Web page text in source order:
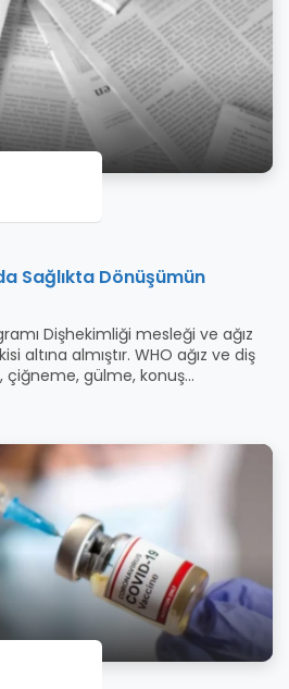
Sağlıkta Dönüşümün
Dişhekimliği mesleği ve ağız
altına almıştır. WHO ağız ve diş
çiğneme, gülme, konuş...